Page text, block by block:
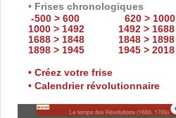
• Frises chronologiques
-500 > 600
620 > 1000
1000 > 1492
1492 > 1688
1688 > 1848
1848 > 1898
1898 > 1945
1945 > 2018
• Créez votre frise
• Calendrier révolutionnaire